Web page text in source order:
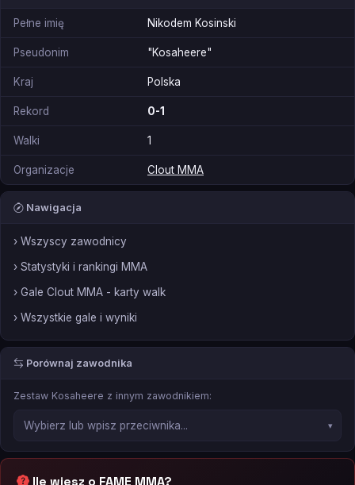
Pełne imię Nikodem Kosinski
Pseudonim "Kosaheere"
Kraj Polska
Rekord 0-1
Walki 1
Organizacje Clout MMA
Nawigacja
› Wszyscy zawodnicy
› Statystyki i rankingi MMA
› Gale Clout MMA - karty walk
› Wszystkie gale i wyniki
Porównaj zawodnika
Zestaw Kosaheere z innym zawodnikiem:
Ile wiesz o FAME MMA?